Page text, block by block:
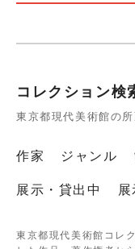
コレクション検
東京都現代美術館の
作家 ジャンル
展示・貸出中
東京都現代美術館コレ